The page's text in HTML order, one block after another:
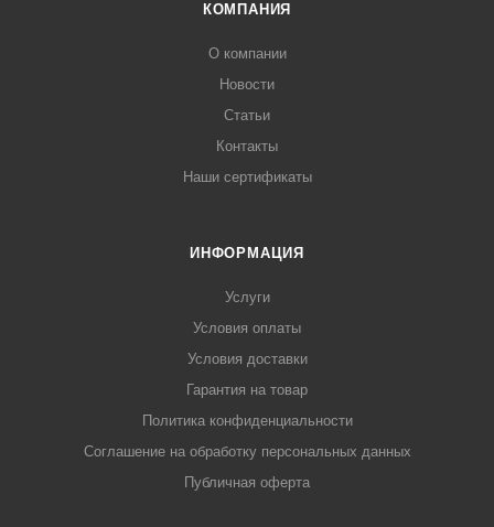
КОМПАНИЯ
О компании
Новости
Статьи
Контакты
Наши сертификаты
ИНФОРМАЦИЯ
Услуги
Условия оплаты
Условия доставки
Гарантия на товар
Политика конфиденциальности
Соглашение на обработку персональных данных
Публичная оферта